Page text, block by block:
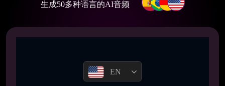
生成50多种语言的AI音频
EN